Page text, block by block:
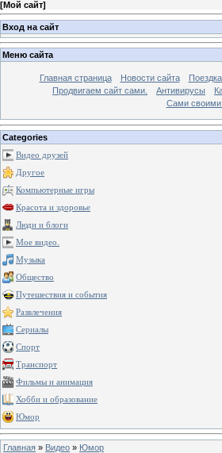
[Мой сайт]
Вход на сайт
Меню сайта
Главная страница Новости сайта
Продвигаем сайт сами.
Антивирусы
Сами своими
Categories
Видео друзей
Другое
Компьютерные игры
Красота и здоровье
Люди и блоги
Мое видео.
Музыка
Общество
Путешествия и события
Развлечения
Сериалы
Спорт
Транспорт
Фильмы и анимация
Хобби и образование
Юмор
Главная » Видео » Юмор